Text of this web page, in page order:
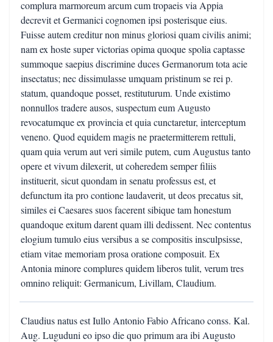
complura marmoreum arcum cum tropaeis via Appia
decrevit et Germanici cognomen ipsi posterisque eius.
Fuisse autem creditur non minus gloriosi quam civilis animi;
nam ex hoste super victorias opima quoque spolia captasse
summoque saepius discrimine duces Germanorum tota acie
insectatus; nec dissimulasse umquam pristinum se rei p.
statum, quandoque posset, restituturum. Unde existimo
nonnullos tradere ausos, suspectum eum Augusto
revocatumque ex provincia et quia cunctaretur, interceptum
veneno. Quod equidem magis ne praetermitterem rettuli,
quam quia verum aut veri simile putem, cum Augustus tanto
opere et vivum dilexerit, ut coheredem semper filiis
instituerit, sicut quondam in senatu professus est, et
defunctum ita pro contione laudaverit, ut deos precatus sit,
similes ei Caesares suos facerent sibique tam honestum
quandoque exitum darent quam illi dedissent. Nec contentus
elogium tumulo eius versibus a se compositis insculpsisse,
etiam vitae memoriam prosa oratione composuit. Ex
Antonia minore complures quidem liberos tulit, verum tres
omnino reliquit: Germanicum, Livillam, Claudium.
Claudius natus est Iullo Antonio Fabio Africano conss. Kal.
Aug. Luguduni eo ipso die quo primum ara ibi Augusto